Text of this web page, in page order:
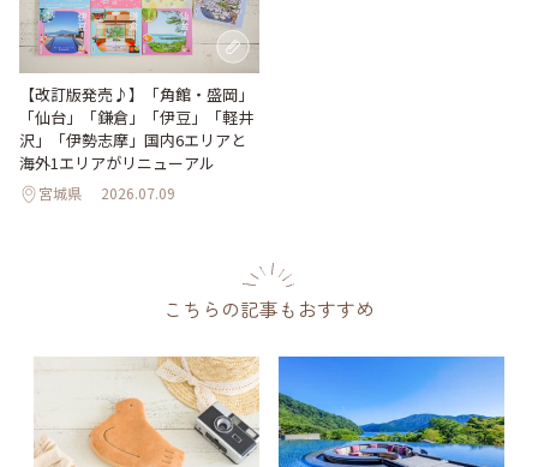
【改訂版発売♪】「角館・盛岡」
「仙台」「鎌倉」「伊豆」「軽井
沢」「伊勢志摩」国内6エリアと
海外1エリアがリニューアル
宮城県 2026.07.09
こちらの記事もおすすめ